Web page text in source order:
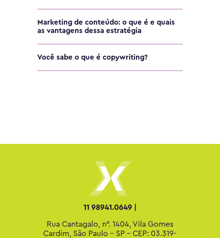
Marketing de conteúdo: o que é e quais
as vantagens dessa estratégia
Você sabe o que é copywriting?
11 98941.0649 |
Rua Cantagalo, n°. 1404, Vila Gomes
Cardim, São Paulo - SP - CEP: 03.319-